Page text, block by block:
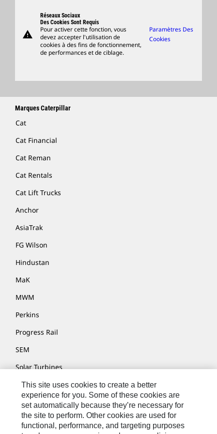
Support
Merchandise
Rechercher Un Concessionnaire
warning
Réseaux Sociaux
Des Cookies Sont Requis
Pour activer cette fonction, vous
devez accepter l'utilisation de
cookies à des fins de fonctionnement,
de performances et de ciblage.
Paramètres Des
Cookies
Marques Caterpillar
Cat
Cat Financial
Cat Reman
Cat Rentals
Cat Lift Trucks
Anchor
AsiaTrak
FG Wilson
Hindustan
MaK
MWM
Perkins
Progress Rail
SEM
Solar Turbines
SPM Oil & Gas
Turner Powertrain Systems
This site uses cookies to create a better
experience for you. Some of these cookies are
set automatically because they’re necessary for
the site to perform. Other cookies are used for
functional, performance, and targeting purposes